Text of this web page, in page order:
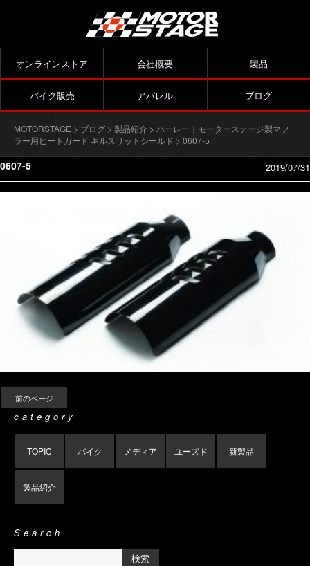
オンラインストア 会社概要 製品
バイク販売 アパレル ブログ
MOTORSTAGE > ブログ > 製品紹介 > ハーレー｜モーターステージ製マフ
ラー用ヒートガード ギルスリットシールド > 0607-5
0607-5 2019/07/31
前のページ
category
TOPIC バイク メディア ユーズド 新製品
製品紹介
Search